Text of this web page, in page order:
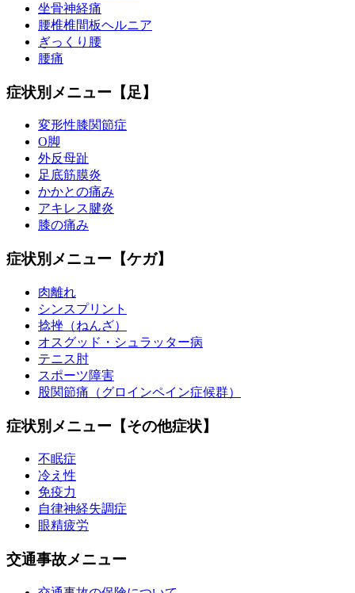
坐骨神経痛
腰椎椎間板ヘルニア
ぎっくり腰
腰痛
症状別メニュー【足】
変形性膝関節症
O脚
外反母趾
足底筋膜炎
かかとの痛み
アキレス腱炎
膝の痛み
症状別メニュー【ケガ】
肉離れ
シンスプリント
捻挫（ねんざ）
オスグッド・シュラッター病
テニス肘
スポーツ障害
股関節痛（グロインペイン症候群）
症状別メニュー【その他症状】
不眠症
冷え性
免疫力
自律神経失調症
眼精疲労
交通事故メニュー